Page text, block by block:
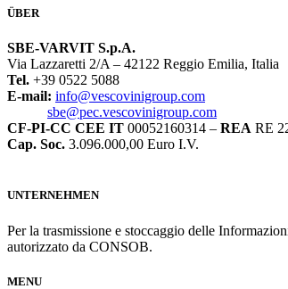
ÜBER
SBE-VARVIT S.p.A.
Via Lazzaretti 2/A – 42122 Reggio Emilia, Italia
Tel. +39 0522 5088
E-mail: info@vescovinigroup.com
sbe@pec.vescovinigroup.com
CF-PI-CC CEE IT 00052160314 – REA RE
Cap. Soc. 3.096.000,00 Euro I.V.
UNTERNEHMEN
Per la trasmissione e stoccaggio delle
autorizzato da CONSOB.
MENU